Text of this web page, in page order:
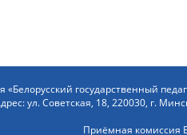
«Белорусский гоcударственный
ул. Советская, 18, 220030, г.
Приёмная комиссия